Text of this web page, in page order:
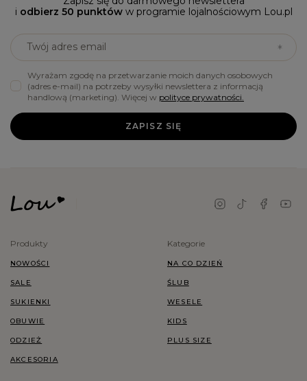
i odbierz 50 punktóww programie lojalnościowym Lou.pl
Twój adres email
Wyrażam zgodę na przetwarzanie moich danych osobowych
(adres e-mail) na potrzeby wysyłki newslettera z informacją
handlową (marketing). Więcej w polityce prywatności.
ZAPISZ SIĘ
Produkty
NOWOŚCI
SALE
SUKIENKI
OBUWIE
ODZIEŻ
AKCESORIA
Kategorie
NA CO DZIEŃ
ŚLUB
WESELE
KIDS
PLUS SIZE